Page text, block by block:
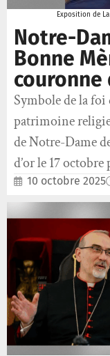
Exposition de
Notre-
Bonne
couronne
Symbole de la foi
patrimoine
de Notre-Dame
d’or le 17
10 octobre 2025